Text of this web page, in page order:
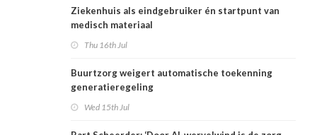
Ziekenhuis als eindgebruiker én startpunt van
medisch materiaal
Thu 16th Jul
Buurtzorg weigert automatische toekenning
generatieregeling
Wed 15th Jul